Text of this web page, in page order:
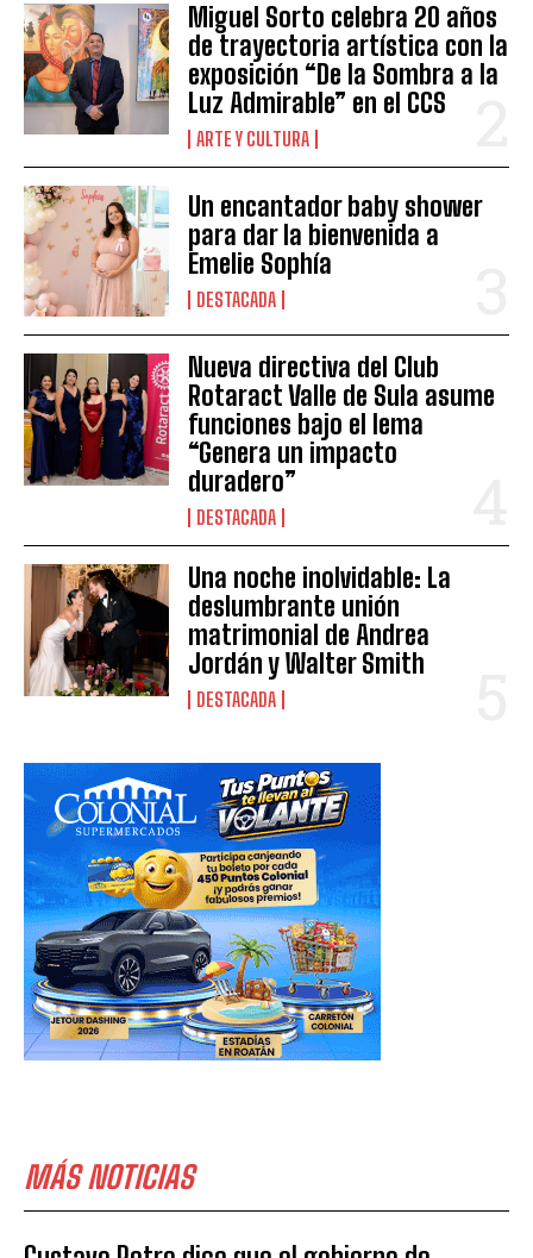
Miguel Sorto celebra 20 años
de trayectoria artística con la
exposición “De la Sombra a la
Luz Admirable” en el CCS
ARTE Y CULTURA
Un encantador baby shower
para dar la bienvenida a
Emelie Sophía
DESTACADA
Nueva directiva del Club
Rotaract Valle de Sula asume
funciones bajo el lema
“Genera un impacto
duradero”
DESTACADA
Una noche inolvidable: La
deslumbrante unión
matrimonial de Andrea
Jordán y Walter Smith
DESTACADA
MÁS NOTICIAS